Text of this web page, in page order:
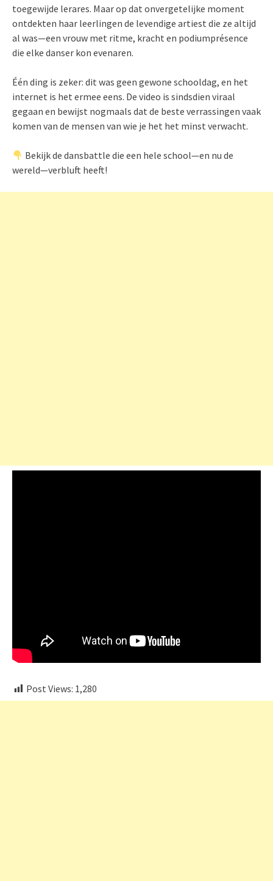
toegewijde lerares. Maar op dat onvergetelijke moment
ontdekten haar leerlingen de levendige artiest die ze altijd
al was—een vrouw met ritme, kracht en podiumprésence
die elke danser kon evenaren.
Één ding is zeker: dit was geen gewone schooldag, en het
internet is het ermee eens. De video is sindsdien viraal
gegaan en bewijst nogmaals dat de beste verrassingen vaak
komen van de mensen van wie je het het minst verwacht.
Bekijk de dansbattle die een hele school—en nu de
wereld—verbluft heeft!
Post Views: 1,280